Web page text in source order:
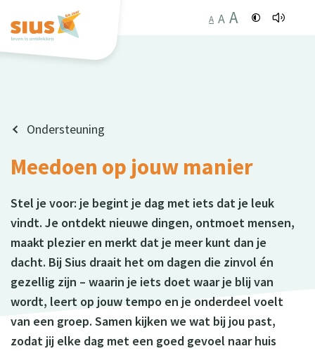
A A A
Ondersteuning
Meedoen op jouw manier
Stel je voor: je begint je dag met iets dat je leuk
vindt. Je ontdekt nieuwe dingen, ontmoet mensen,
maakt plezier en merkt dat je meer kunt dan je
dacht. Bij Sius draait het om dagen die zinvol én
gezellig zijn – waarin je iets doet waar je blij van
wordt, leert op jouw tempo en je onderdeel voelt
van een groep. Samen kijken we wat bij jou past,
zodat jij elke dag met een goed gevoel naar huis